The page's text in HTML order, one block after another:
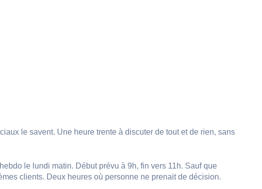
le savent. Une heure trente à discuter de tout et de rien, sans
le lundi matin. Début prévu à 9h, fin vers 11h. Sauf que
clients. Deux heures où personne ne prenait de décision.